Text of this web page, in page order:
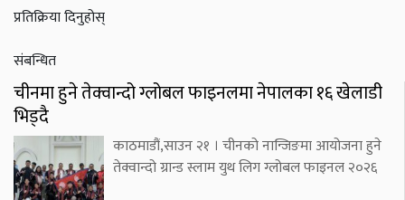
प्रतिक्रिया दिनुहोस्
संबन्धित
चीनमा हुने तेक्वान्दो ग्लोबल फाइनलमा नेपालका १६ खेलाडी
भिड्दै
काठमाडौं,साउन २१ । चीनको नान्जिङमा आयोजना हुने
तेक्वान्दो ग्रान्ड स्लाम युथ लिग ग्लोबल फाइनल २०२६